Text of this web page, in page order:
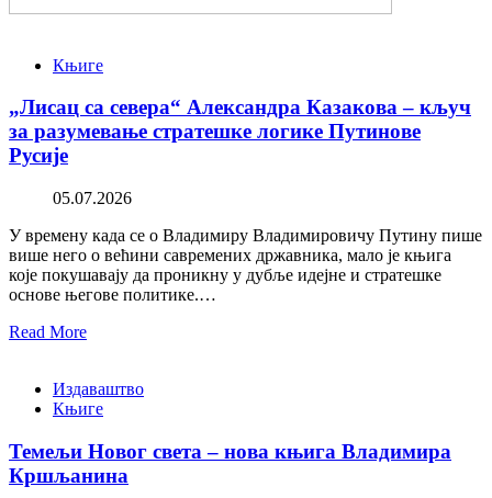
Књиге
„Лисац са севера“ Александра Казакова – кључ
за разумевање стратешке логике Путинове
Русије
05.07.2026
У времену када се о Владимиру Владимировичу Путину пише
више него о већини савремених државника, мало је књига
које покушавају да проникну у дубље идејне и стратешке
основе његове политике.…
Read More
Издаваштво
Књиге
Темељи Новог света – нова књига Владимира
Кршљанина